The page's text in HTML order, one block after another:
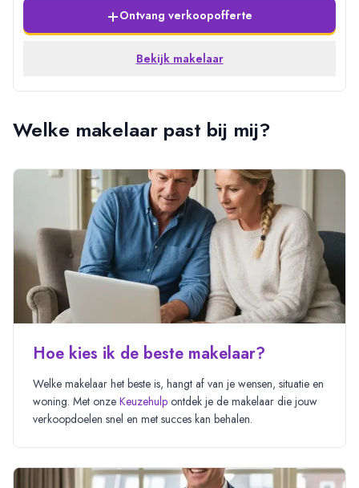
+Ontvang verkoopofferte
Bekijk makelaar
Welke makelaar past bij mij?
Hoe kies ik de beste makelaar?
Welke makelaar het beste is, hangt af van je wensen, situatie en
woning. Met onze Keuzehulp ontdek je de makelaar die jouw
verkoopdoelen snel en met succes kan behalen.